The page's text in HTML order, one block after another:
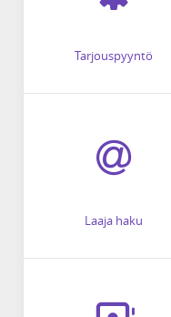
Tarjouspyyntö
Laaja haku